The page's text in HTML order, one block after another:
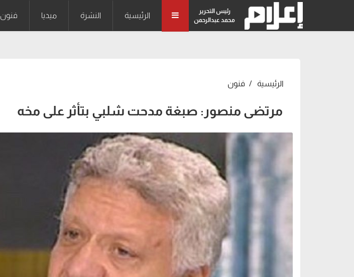
رئيس التحرير
محمد عبدالرحمن
الرئيسية النشرة ميديا فنون
الرئيسية فنون
مرتضى منصور: صبغة مدحت شلبي بتأثر على مخه